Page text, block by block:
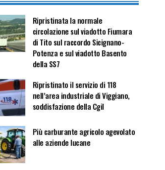
Ripristinata la normale
circolazione sul viadotto Fiumara
di Tito sul raccordo Sicignano-
Potenza e sul viadotto Basento
della SS7
Ripristinato il servizio di 118
nell’area industriale di Viggiano,
soddisfazione della Cgil
Più carburante agricolo agevolato
alle aziende lucane